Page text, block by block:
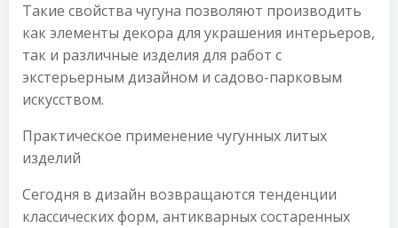
Такие свойства чугуна позволяют производить
как элементы декора для украшения интерьеров,
так и различные изделия для работ с
экстерьерным дизайном и садово-парковым
искусством.
Практическое применение чугунных литых
изделий
Сегодня в дизайн возвращаются тенденции
классических форм, антикварных состаренных